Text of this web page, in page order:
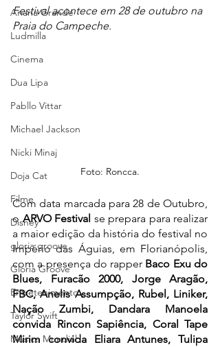
Ariana Grande
Ludmilla
Cinema
Dua Lipa
Pabllo Vittar
Michael Jackson
Nicki Minaj
Doja Cat
Filme
Disney
gloria groove
Gloria Groove
Entretenimento
Taylor Swift
Música Mundial
Festival acontece em 28 de outubro na
Praia do Campeche.
Foto: Roncca.
Com data marcada para 28 de Outubro,
o ARVO Festival se prepara para realizar
a maior edição da história do festival no
Império das Águias, em Florianópolis,
com a presença do rapper Baco Exu do
Blues, Furacão 2000, Jorge Aragão,
FBC, Anelis Assumpção, Rubel, Liniker,
Nação Zumbi, Dandara Manoela
convida Rincon Sapiência, Coral Tape
Mirim convida Eliara Antunes, Tulipa